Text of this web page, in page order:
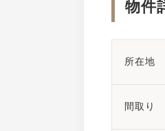
物件
所在地
間取り